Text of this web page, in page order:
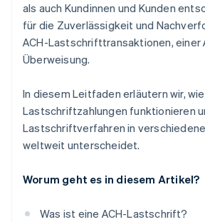
Schulen Sie Ihre Mitarbeitenden
Offenlegung und Autorisierung
als auch Kundinnen und Kunden
für die Zuverlässigkeit und
ACH-Lastschrifttransaktionen, einer
Überweisung.
In diesem Leitfaden erläutern wir, wie
Lastschriftzahlungen funktionieren
Lastschriftverfahren in
weltweit unterscheidet.
Worum geht es in diesem Artikel?
Was ist eine ACH-Lastschrift?